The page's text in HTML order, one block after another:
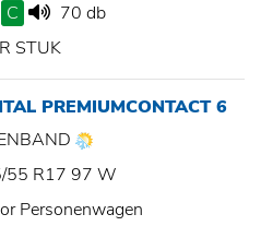
C
70 db
STUK
PREMIUMCONTACT 6
55 R17 97 W
Personenwagen